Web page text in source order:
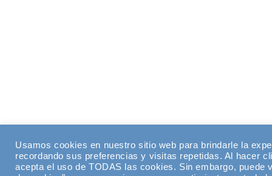
Usamos cookies en nuestro sitio web para brindarle la
recordando sus preferencias y visitas repetidas. Al hacer
acepta el uso de TODAS las cookies. Sin embargo, puede